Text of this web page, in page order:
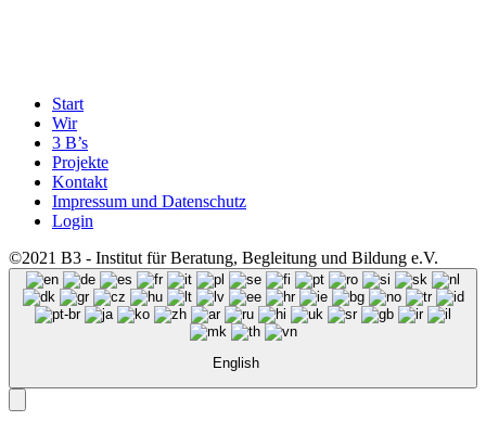
Start
Wir
3 B’s
Projekte
Kontakt
Impressum und Datenschutz
Login
©2021 B3 - Institut für Beratung, Begleitung und Bildung e.V.
English